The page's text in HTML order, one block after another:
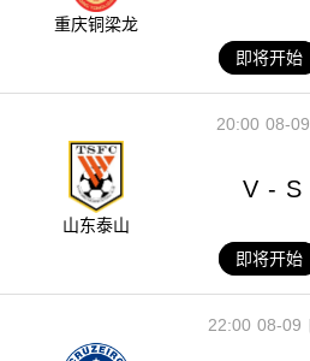
重庆铜梁龙
即将开始
08-09
20:00
山东泰山
V - S
即将开始
08-09
22:00